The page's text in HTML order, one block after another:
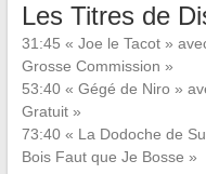
Les Titres de
31:45 « Joe le Tacot »
Grosse Commission »
53:40 « Gégé de Niro »
Gratuit »
73:40 « La Dodoche de
Bois Faut que Je Bosse »